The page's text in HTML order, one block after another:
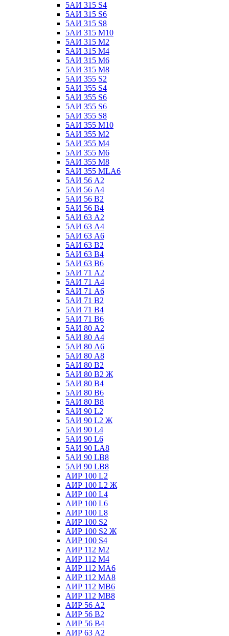
5АИ 315 S4
5АИ 315 S6
5АИ 315 S8
5АИ 315 М10
5АИ 315 М2
5АИ 315 М4
5АИ 315 М6
5АИ 315 М8
5АИ 355 S2
5АИ 355 S4
5АИ 355 S6
5АИ 355 S6
5АИ 355 S8
5АИ 355 М10
5АИ 355 М2
5АИ 355 М4
5АИ 355 М6
5АИ 355 М8
5АИ 355 МLА6
5АИ 56 А2
5АИ 56 А4
5АИ 56 В2
5АИ 56 В4
5АИ 63 А2
5АИ 63 А4
5АИ 63 А6
5АИ 63 В2
5АИ 63 В4
5АИ 63 В6
5АИ 71 А2
5АИ 71 А4
5АИ 71 А6
5АИ 71 В2
5АИ 71 В4
5АИ 71 В6
5АИ 80 А2
5АИ 80 А4
5АИ 80 А6
5АИ 80 А8
5АИ 80 В2
5АИ 80 В2 Ж
5АИ 80 В4
5АИ 80 В6
5АИ 80 В8
5АИ 90 L2
5АИ 90 L2 Ж
5АИ 90 L4
5АИ 90 L6
5АИ 90 LА8
5АИ 90 LВ8
5АИ 90 LВ8
АИР 100 L2
АИР 100 L2 Ж
АИР 100 L4
АИР 100 L6
АИР 100 L8
АИР 100 S2
АИР 100 S2 Ж
АИР 100 S4
АИР 112 М2
АИР 112 М4
АИР 112 МА6
АИР 112 МА8
АИР 112 МВ6
АИР 112 МВ8
АИР 56 А2
АИР 56 В2
АИР 56 В4
АИР 63 А2